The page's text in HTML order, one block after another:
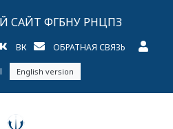
САЙТ ФГБНУ РНЦПЗ
ВК ОБРАТНАЯ СВЯЗЬ
English version